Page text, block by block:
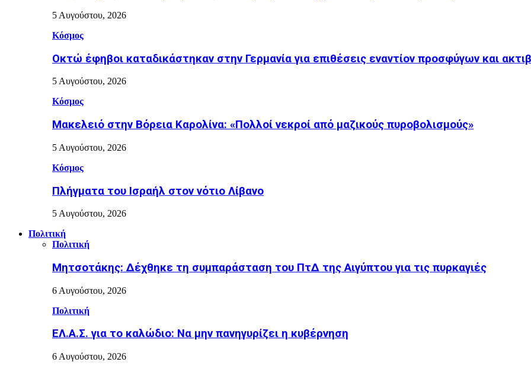
5 Αυγούστου, 2026
Κόσμος
Οκτώ έφηβοι καταδικάστηκαν στην Γερμανία για επιθέσεις εναντίον προσφύγων και
5 Αυγούστου, 2026
Κόσμος
Μακελειό στην Βόρεια Καρολίνα: «Πολλοί νεκροί από μαζικούς πυροβολισμούς»
5 Αυγούστου, 2026
Κόσμος
Πλήγματα του Ισραήλ στον νότιο Λίβανο
5 Αυγούστου, 2026
Πολιτική
Πολιτική
Μητσοτάκης: Δέχθηκε τη συμπαράσταση του ΠτΔ της Αιγύπτου για τις πυρκαγιές
6 Αυγούστου, 2026
Πολιτική
ΕΛ.Α.Σ. για το καλώδιο: Να μην πανηγυρίζει η κυβέρνηση
6 Αυγούστου, 2026